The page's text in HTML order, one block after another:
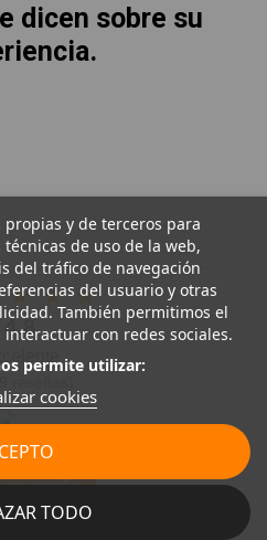
dicen sobre su
★ ★ ★
4.8
reseña
y de terceros para
de uso de la web,
del tráfico de navegación
del usuario y otras
También permitimos el
con redes sociales.
permite utilizar:
cookies
TODO